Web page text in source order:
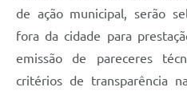
de ação municipal, serão
fora da cidade para
emissão de pareceres
critérios de transparência